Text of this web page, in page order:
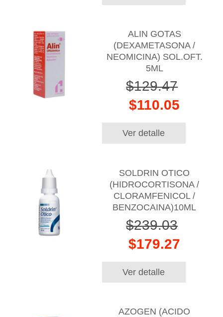
ALIN GOTAS
(DEXAMETASONA /
NEOMICINA) SOL.OFT.
5ML
$129.47
$110.05
Ver detalle
SOLDRIN OTICO
(HIDROCORTISONA /
CLORAMFENICOL /
BENZOCAINA)10ML
$239.03
$179.27
Ver detalle
AZOGEN (ACIDO